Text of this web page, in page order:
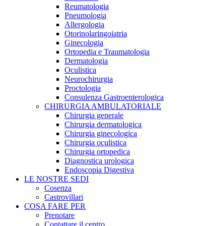
Reumatologia
Pneumologia
Allergologia
Otorinolaringoiatria
Ginecologia
Ortopedia e Traumatologia
Dermatologia
Oculistica
Neurochirurgia
Proctologia
Consulenza Gastroenterologica
CHIRURGIA AMBULATORIALE
Chirurgia generale
Chirurgia dermatologica
Chirurgia ginecologica
Chirurgia oculistica
Chirurgia ortopedica
Diagnostica urologica
Endoscopia Digestiva
LE NOSTRE SEDI
Cosenza
Castrovillari
COSA FARE PER
Prenotare